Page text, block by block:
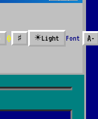
0 ♯ ☀Light Font A-